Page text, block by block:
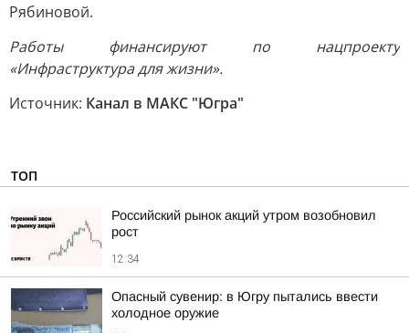
Рябиновой.
Работы финансируют по нацпроекту
«Инфраструктура для жизни».
Источник: Канал в МАКС "Югра"
ТОП
Российский рынок акций утром возобновил
рост
12:34
Опасный сувенир: в Югру пытались ввести
холодное оружие